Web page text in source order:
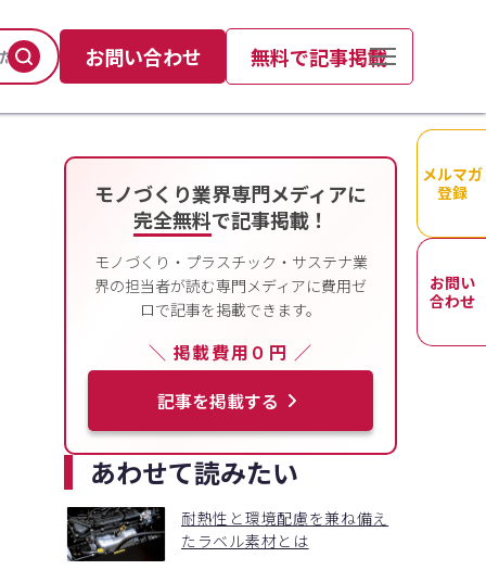
お問い合わせ 無料で記事掲載
メルマガ
登録
お問い
合わせ
モノづくり業界専門メディアに
完全無料で記事掲載！
モノづくり・プラスチック・サステナ業
界の担当者が読む専門メディアに費用ゼ
ロで記事を掲載できます。
＼ 掲載費用０円 ／
記事を掲載する
あわせて読みたい
耐熱性と環境配慮を兼ね備え
たラベル素材とは